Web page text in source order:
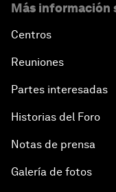
Más información
Centros
Reuniones
Partes interesadas
Historias del Foro
Notas de prensa
Galería de fotos